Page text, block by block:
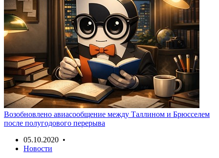
Возобновлено авиасообщение между Таллином и Брюсселем
после полугодового перерыва
05.10.2020 •
Новости